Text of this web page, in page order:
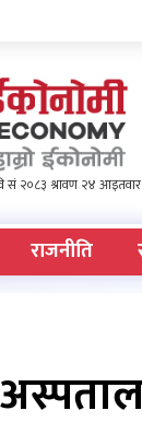
राजनीति